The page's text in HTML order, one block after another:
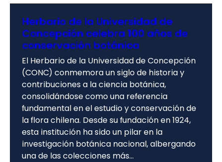
Herbario de la Universidad de
Concepción celebra 100 años de
conservación botánica
El Herbario de la Universidad de Concepción
(CONC) conmemora un siglo de historia y
contribuciones a la ciencia botánica,
consolidándose como una referencia
fundamental en el estudio y conservación de
la flora chilena. Desde su fundación en 1924,
esta institución ha sido un pilar en la
investigación botánica nacional, albergando
una de las colecciones más…